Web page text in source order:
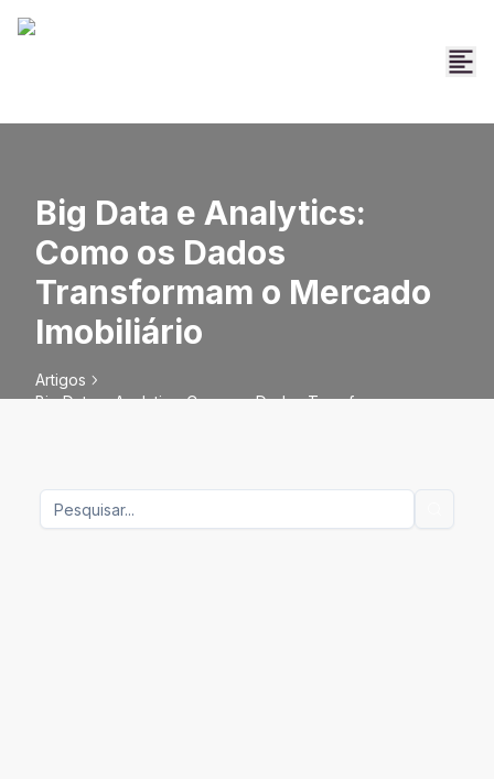
Big Data e Analytics:
Como os Dados
Transformam o Mercado
Imobiliário
Artigos
Big Data e Analytics: Como os Dados Transformam o